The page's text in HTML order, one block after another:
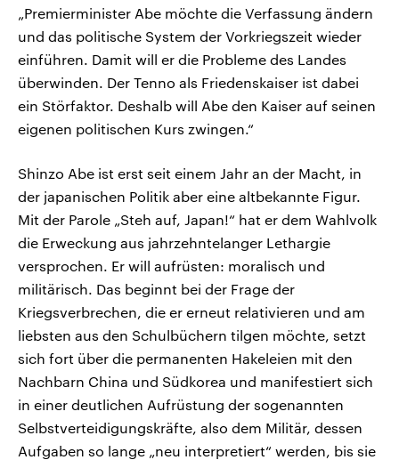
„Premierminister Abe möchte die Verfassung ändern
und das politische System der Vorkriegszeit wieder
einführen. Damit will er die Probleme des Landes
überwinden. Der Tenno als Friedenskaiser ist dabei
ein Störfaktor. Deshalb will Abe den Kaiser auf seinen
eigenen politischen Kurs zwingen.“
Shinzo Abe ist erst seit einem Jahr an der Macht, in
der japanischen Politik aber eine altbekannte Figur.
Mit der Parole „Steh auf, Japan!“ hat er dem Wahlvolk
die Erweckung aus jahrzehntelanger Lethargie
versprochen. Er will aufrüsten: moralisch und
militärisch. Das beginnt bei der Frage der
Kriegsverbrechen, die er erneut relativieren und am
liebsten aus den Schulbüchern tilgen möchte, setzt
sich fort über die permanenten Hakeleien mit den
Nachbarn China und Südkorea und manifestiert sich
in einer deutlichen Aufrüstung der sogenannten
Selbstverteidigungskräfte, also dem Militär, dessen
Aufgaben so lange „neu interpretiert“ werden, bis sie